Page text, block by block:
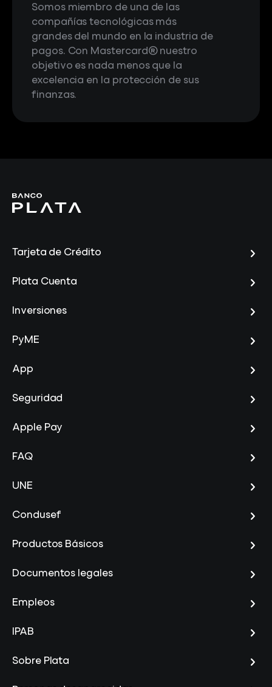
Somos miembro de una de las
compañías tecnológicas más
grandes del mundo en la industria de
pagos. Con Mastercard® nuestro
objetivo es nada menos que la
excelencia en la protección de sus
finanzas.
Tarjeta de Crédito
Plata Cuenta
Inversiones
PyME
App
Seguridad
Apple Pay
FAQ
UNE
Condusef
Productos Básicos
Documentos legales
Empleos
IPAB
Sobre Plata